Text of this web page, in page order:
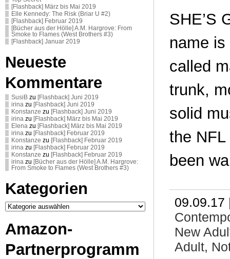
[Flashback] März bis Mai 2019
Elle Kennedy: The Risk (Briar U #2)
[Flashback] Februar 2019
[Bücher aus der Hölle] A.M. Hargrove: From
Smoke to Flames (West Brothers #3)
[Flashback] Januar 2019
Neueste
Kommentare
SusiB zu [Flashback] Juni 2019
irina zu [Flashback] Juni 2019
Konstanze zu [Flashback] Juni 2019
irina zu [Flashback] März bis Mai 2019
Elena zu [Flashback] März bis Mai 2019
irina zu [Flashback] Februar 2019
Konstanze zu [Flashback] Februar 2019
irina zu [Flashback] Februar 2019
Konstanze zu [Flashback] Februar 2019
irina zu [Bücher aus der Hölle] A.M. Hargrove:
From Smoke to Flames (West Brothers #3)
Kategorien
Kategorien
Amazon-
Partnerprogramm
SHE’S
name is
called
trunk,
solid
the NFL
been
New
Adult,